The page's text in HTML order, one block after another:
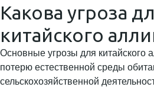
Какова угроза
китайского
Основные угрозы для китайского
потерю естественной среды
сельскохозяйственной